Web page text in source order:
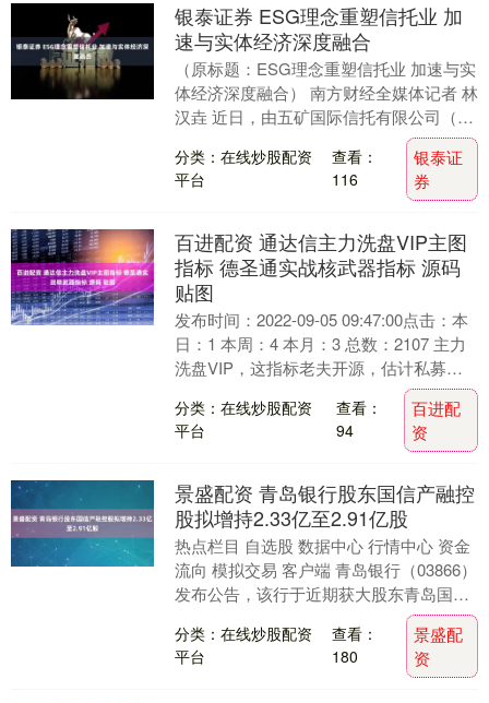
银泰证券 ESG理念重塑信托业 加
速与实体经济深度融合
（原标题：ESG理念重塑信托业 加速与实
体经济深度融合） 南方财经全媒体记者 林
汉垚 近日，由五矿国际信托有限公司（以
下简称“五矿信托”）举办“ESG理念助力
构....
分类：在线炒股配资
平台
查看：
116
银泰证
券
百进配资 通达信主力洗盘VIP主图
指标 德圣通实战核武器指标 源码
贴图
发布时间：2022-09-05 09:47:00点击：本
日：1 本周：4 本月：3 总数：2107 主力
洗盘VIP，这指标老夫开源，估计私募操
分类：在线炒股配资
平台
查看：
94
百进配
资
景盛配资 青岛银行股东国信产融控
股拟增持2.33亿至2.91亿股
热点栏目 自选股 数据中心 行情中心 资金
流向 模拟交易 客户端 青岛银行（03866）
发布公告，该行于近期获大股东青岛国信
产融控股（集团）有限公司通知，其计
划....
分类：在线炒股配资
平台
查看：
180
景盛配
资